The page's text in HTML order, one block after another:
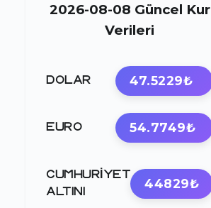
2026-08-08 Güncel Kur
Verileri
DOLAR 47.5229₺
EURO 54.7749₺
CUMHURIYET
ALTINI
44829₺